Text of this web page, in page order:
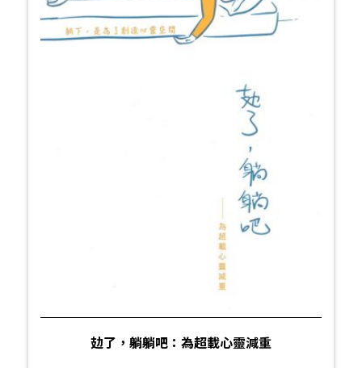
攰了，躺躺吧：為超載心靈減重